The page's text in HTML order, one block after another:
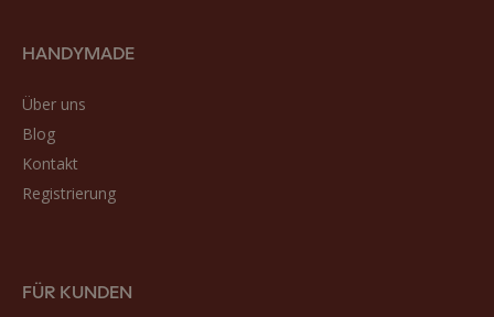
HANDYMADE
Über uns
Blog
Kontakt
Registrierung
FÜR KUNDEN